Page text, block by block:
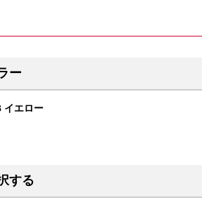
ー
エロー
する